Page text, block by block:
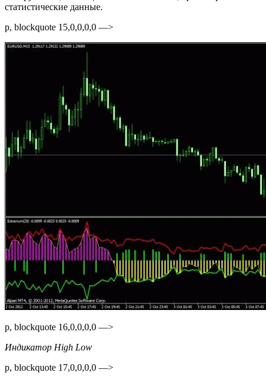
статистические данные.
p, blockquote 15,0,0,0,0 —>
p, blockquote 16,0,0,0,0 —>
Индикатор High Low
p, blockquote 17,0,0,0,0 —>